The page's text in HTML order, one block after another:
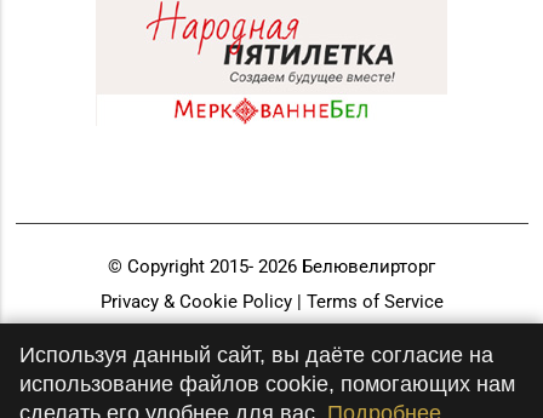
© Copyright 2015- 2026 Белювелирторг
Privacy & Cookie Policy | Terms of Service
Используя данный сайт, вы даёте согласие на
использование файлов cookie, помогающих нам
сделать его удобнее для вас. Подробнее